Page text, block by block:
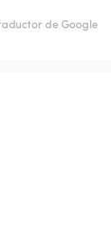
de Google